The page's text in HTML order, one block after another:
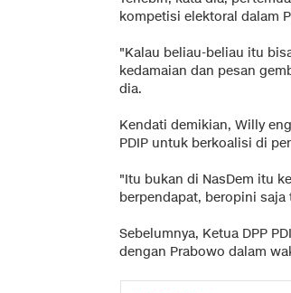
kompetisi elektoral dalam
"Kalau beliau-beliau itu
kedamaian dan pesan
dia.
Kendati demikian, Willy
PDIP untuk berkoalisi di
"Itu bukan di NasDem itu
berpendapat, beropini
Sebelumnya, Ketua DPP
dengan Prabowo dalam